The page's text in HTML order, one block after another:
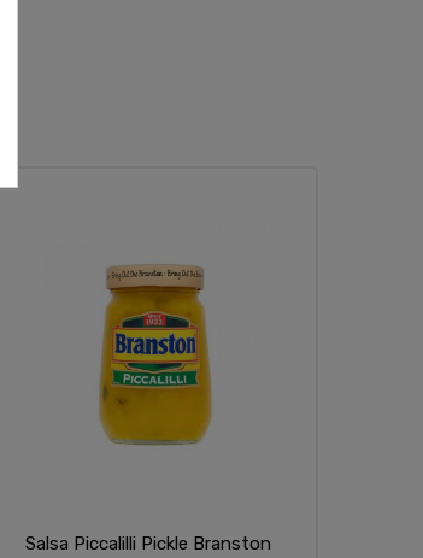
Salsa Piccalilli Pickle Branston